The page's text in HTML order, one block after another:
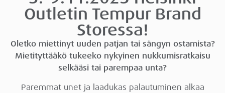
Outletin Tempur Brand
Storessa!
Oletko miettinyt uuden patjan tai sängyn ostamista?
Mietityttääkö tukeeko nykyinen nukkumisratkaisu
selkääsi tai parempaa unta?
Paremmat unet ja laadukas palautuminen alkaa